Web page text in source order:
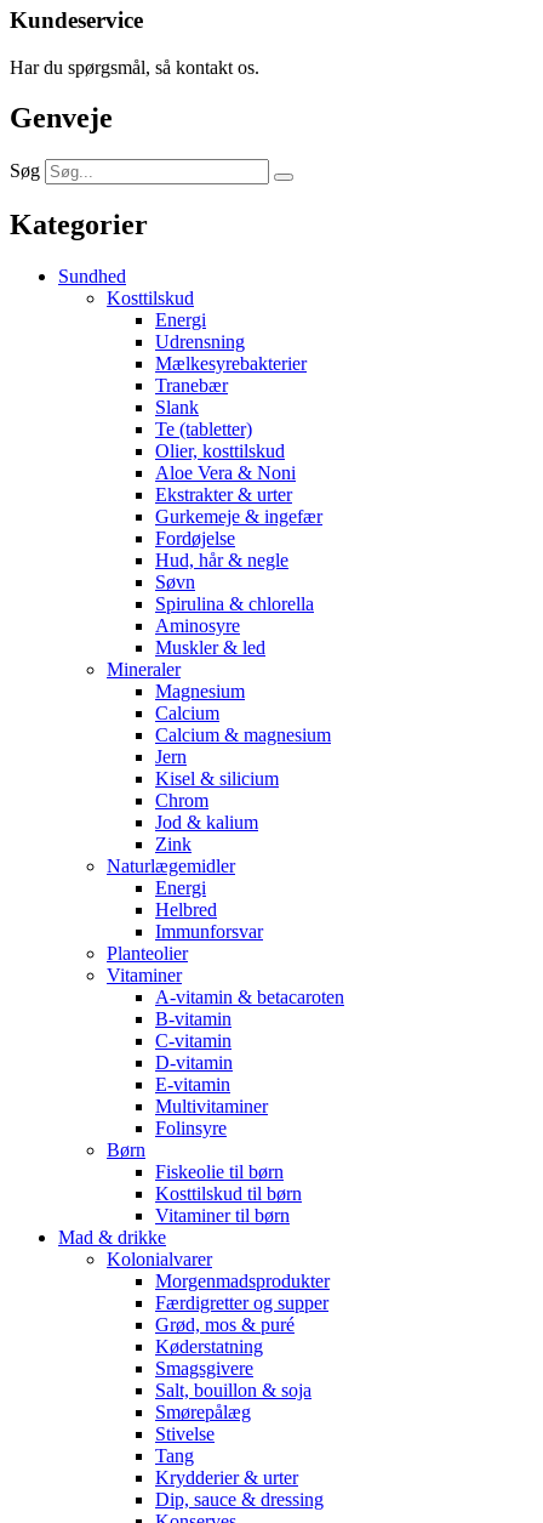
Kundeservice
Har du spørgsmål, så kontakt os.
Genveje
Søg
Kategorier
Sundhed
Kosttilskud
Energi
Udrensning
Mælkesyrebakterier
Tranebær
Slank
Te (tabletter)
Olier, kosttilskud
Aloe Vera & Noni
Ekstrakter & urter
Gurkemeje & ingefær
Fordøjelse
Hud, hår & negle
Søvn
Spirulina & chlorella
Aminosyre
Muskler & led
Mineraler
Magnesium
Calcium
Calcium & magnesium
Jern
Kisel & silicium
Chrom
Jod & kalium
Zink
Naturlægemidler
Energi
Helbred
Immunforsvar
Planteolier
Vitaminer
A-vitamin & betacaroten
B-vitamin
C-vitamin
D-vitamin
E-vitamin
Multivitaminer
Folinsyre
Børn
Fiskeolie til børn
Kosttilskud til børn
Vitaminer til børn
Mad & drikke
Kolonialvarer
Morgenmadsprodukter
Færdigretter og supper
Grød, mos & puré
Køderstatning
Smagsgivere
Salt, bouillon & soja
Smørepålæg
Stivelse
Tang
Krydderier & urter
Dip, sauce & dressing